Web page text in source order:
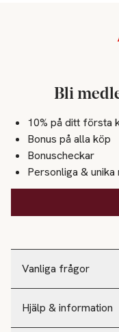
Vanliga frågor
Hjälp & information
Bli
10% på ditt första
Bonus på alla köp
Bonuscheckar
Personliga &